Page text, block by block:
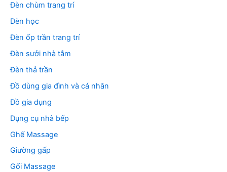
Đèn chùm trang trí
Đèn học
Đèn ốp trần trang trí
Đèn sưởi nhà tắm
Đèn thả trần
Đồ dùng gia đình và cá nhân
Đồ gia dụng
Dụng cụ nhà bếp
Ghế Massage
Giường gấp
Gối Massage